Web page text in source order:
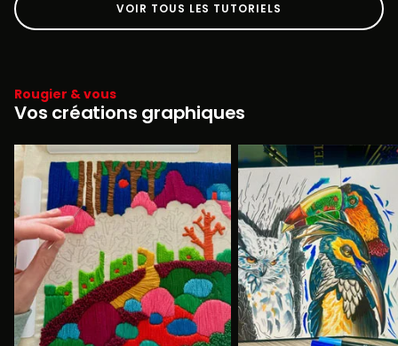
VOIR TOUS LES TUTORIELS
Rougier & vous
Vos créations graphiques